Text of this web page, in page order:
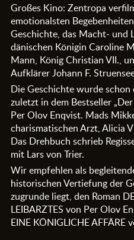
Großes Kino: Zentropa
emotionalsten
Geschichte, das Macht- und
dänischen Königin Caroline
Mann, König Christian VII.,
Aufklärer Johann F.
Die Geschichte wurde
zuletzt in dem Bestseller
Per Olov Enqvist. Mads
charismatischen Arzt, Alicia
Das Drehbuch schrieb
mit Lars von Trier.
Wir empfehlen als
historischen Vertiefung der
zugrunde liegt, den Roman
LEIBARZTES von Per Olov
EINE KÖNIGLICHE AFFÄRE